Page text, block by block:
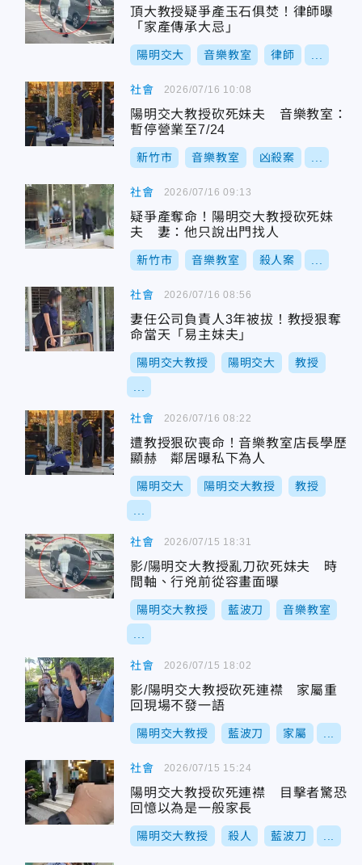
頂大教授疑爭產玉石俱焚！律師曝
「家產傳承大忌」
陽明交大 音樂教室 律師
社會
陽明交大教授砍死妹夫 音樂教室：
暫停營業至7/24
新竹市 音樂教室 凶殺案
2026/07/16 10:08
社會
疑爭產奪命！陽明交大教授砍死妹
夫 妻：他只說出門找人
新竹市 音樂教室 殺人案
2026/07/16 09:13
社會
妻任公司負責人3年被拔！教授狠奪
命當天「易主妹夫」
陽明交大教授 陽明交大 教授
2026/07/16 08:56
社會
遭教授狠砍喪命！音樂教室店長學歷
顯赫 鄰居曝私下為人
陽明交大 陽明交大教授 教授
2026/07/16 08:22
社會
影/陽明交大教授亂刀砍死妹夫 時
間軸、行兇前從容畫面曝
陽明交大教授 藍波刀 音樂教室
2026/07/15 18:31
社會
影/陽明交大教授砍死連襟 家屬重
回現場不發一語
陽明交大教授 藍波刀 家屬
2026/07/15 18:02
社會
陽明交大教授砍死連襟 目擊者驚恐
回憶以為是一般家長
陽明交大教授 殺人 藍波刀
2026/07/15 15:24